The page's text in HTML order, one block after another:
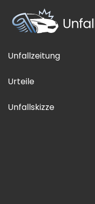
Unfallzeitung
Urteile
Unfallskizze